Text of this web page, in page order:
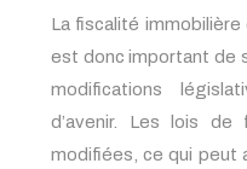
La fiscalité
est donc important de
modifications
d’avenir. Les lois de
modifiées, ce qui peut